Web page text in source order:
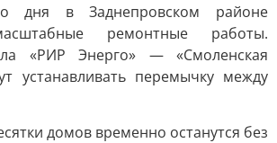
дня в Заднепровском районе
ремонтные работы.
«РИР Энерго» — «Смоленская
устанавливать перемычку между
домов временно останутся без